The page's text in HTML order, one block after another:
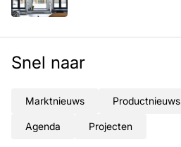
Snel naar
Marktnieuws Productnieuws
Agenda Projecten